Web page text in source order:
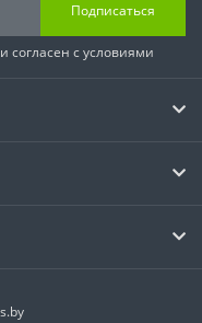
Подписаться
и согласен с условиями